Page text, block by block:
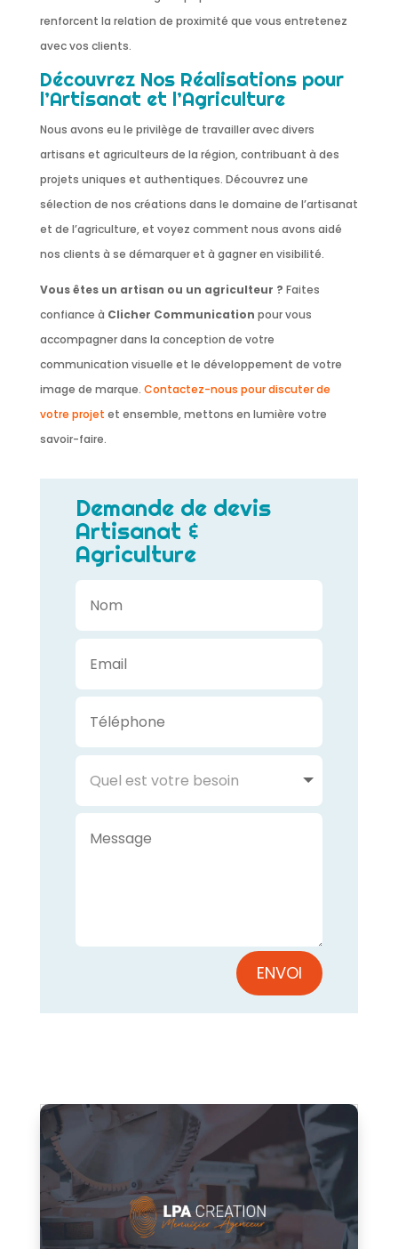
renforcent la relation de proximité que vous entretenez
avec vos clients.
Découvrez Nos Réalisations pour
l’Artisanat et l’Agriculture
Nous avons eu le privilège de travailler avec divers
artisans et agriculteurs de la région, contribuant à des
projets uniques et authentiques. Découvrez une
sélection de nos créations dans le domaine de l’artisanat
et de l’agriculture, et voyez comment nous avons aidé
nos clients à se démarquer et à gagner en visibilité.
Vous êtes un artisan ou un agriculteur ? Faites
confiance à Clicher Communication pour vous
accompagner dans la conception de votre
communication visuelle et le développement de votre
image de marque. Contactez-nous pour discuter de
votre projet et ensemble, mettons en lumière votre
savoir-faire.
Demande de devis
Artisanat &
Agriculture
ENVOI